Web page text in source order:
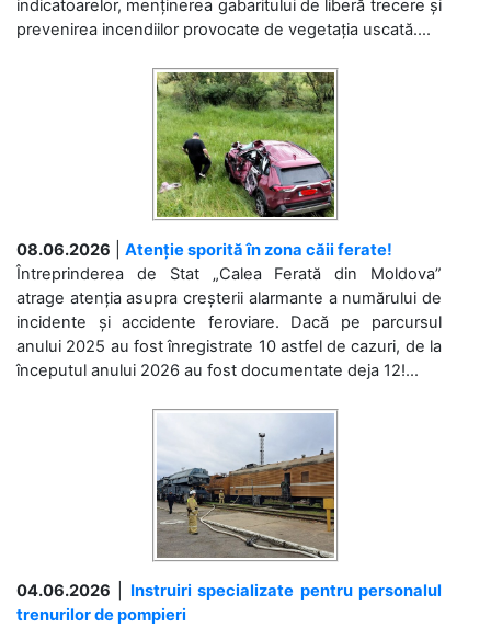
indicatoarelor, menținerea gabaritului de liberă trecere și
prevenirea incendiilor provocate de vegetația uscată....
08.06.2026
Atenție sporită în zona căii ferate!
Întreprinderea de Stat „Calea Ferată din Moldova”
atrage atenția asupra creșterii alarmante a numărului de
incidente și accidente feroviare. Dacă pe parcursul
anului 2025 au fost înregistrate 10 astfel de cazuri, de la
începutul anului 2026 au fost documentate deja 12!...
04.06.2026
Instruiri specializate pentru personalul
trenurilor de pompieri